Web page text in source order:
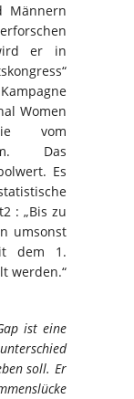
Männern
er in
Women
vom
Das
Es
: „Bis zu
umsonst
dem 1.
werden.“
ist eine
soll. Er